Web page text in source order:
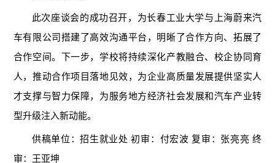
此次座谈会的成功召开，为长春工业大学与上海蔚来汽
车有限公司搭建了高效沟通平台，明晰了合作方向、拓展了
合作空间。下一步，学校将持续深化产教融合、校企协同育
人，推动合作项目落地见效，为企业高质量发展提供坚实人
才支撑与智力保障，为服务地方经济社会发展和汽车产业转
型升级注入新动能。
供稿单位：招生就业处 初审：付宏波 复审：张亮亮 终
审：王亚坤